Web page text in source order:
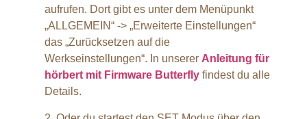
aufrufen. Dort gibt es unter dem Menüpunkt
„ALLGEMEIN“ -> „Erweiterte Einstellungen“
das „Zurücksetzen auf die
Werkseinstellungen“. In unserer Anleitung für
hörbert mit Firmware Butterfly findest du alle
Details.